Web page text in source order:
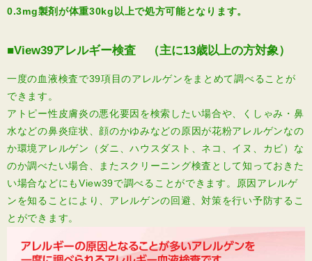
0.3mg製剤が体重30kg 以上で処方可能となります。
■View39アレルギー検査 （主に13歳以上の方対象）
一度の血液検査で39項目のアレルゲンをまとめて調べることが
できます。
アトピー性皮膚炎の悪化要因を検索したい場合や、くしゃみ・鼻
水などの鼻炎症状、顔のかゆみなどの原因が花粉アレルゲンなの
か環境アレルゲン（ダニ、ハウスダスト、ネコ、イヌ、カビ）な
のか調べたい場合、またスクリーニング検査として知っておきた
い場合などにもView39で調べることができます。原因アレルゲ
ンを知ることにより、アレルゲンの回避、対策を行い予防するこ
とができます。